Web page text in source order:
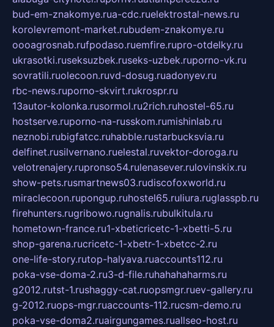
bud-em-znakomye.rua-cdc.ruelektrostal-news.ru
korolevremont-market.rubudem-znakomye.ru
oooagrosnab.rufpodaso.ruemfire.rupro-otdelky.ru
ukrasotki.ruseksuzbek.ruseks-uzbek.ruporno-vk.ru
sovratili.ruolecoon.ruvd-dosug.ruadonyev.ru
rbc-news.ruporno-skvirt.rukrospr.ru
13autor-kolonka.rusormol.ru2rich.ruhostel-65.ru
hostserve.ruporno-na-russkom.rumishinlab.ru
neznobi.rubigfatcc.ruhabble.rustarbucksvia.ru
delfinet.rusilvernano.ruelestal.ruvektor-doroga.ru
velotrenajery.rupronso54.rulenasever.rulovinskix.ru
show-pets.rusmartnews03.rudiscofoxworld.ru
miraclecoon.rupongup.ruhostel65.ruliura.ruglasspb.ru
firehunters.rugribowo.rugnalis.rubulkitula.ru
hometown-france.ru1-xbeticricetc-1-xbetti-5.ru
shop-garena.rucricetc-1-xbetr-1-xbetcc-2.ru
one-life-story.rutop-halyava.ruaccounts112.ru
poka-vse-doma-2.ru3-d-file.ruhahahaharms.ru
g2012.rutst-1.rushaggy-cat.ruopsmgr.ruev-gallery.ru
g-2012.ruops-mgr.ruaccounts-112.rucsm-demo.ru
poka-vse-doma2.ruairgungames.ruallseo-host.ru